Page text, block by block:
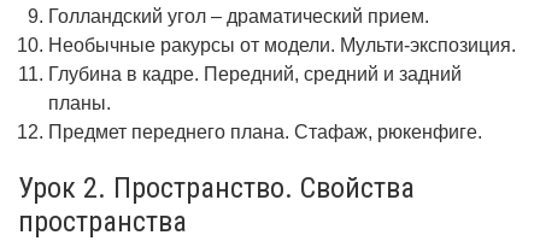
Голландский угол – драматический прием.
Необычные ракурсы от модели. Мульти-экспозиция.
Глубина в кадре. Передний, средний и задний
планы.
Предмет переднего плана. Стафаж, рюкенфиге.
Урок 2. Пространство. Свойства
пространства